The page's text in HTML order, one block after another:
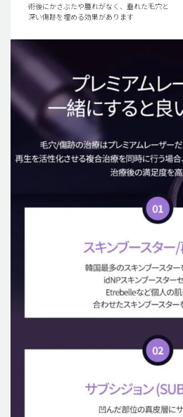
術後にかさぶたや腫れがなく、垂れた毛穴と
深い傷跡を埋める効果があります